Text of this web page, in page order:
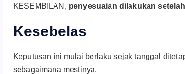
KESEMBILAN, penyesuaian dilakukan
Kesebelas
Keputusan ini mulai berlaku sejak tanggal
sebagaimana mestinya.